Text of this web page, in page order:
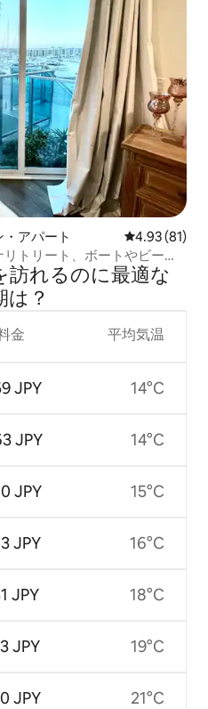
アパート レビュー81
4.93 (81)
トリート、ボートやビーチ
れ⁠るの⁠に最⁠適⁠な
は⁠？
金
JPY
JPY
JPY
JPY
JPY
JPY
JPY
平均気温
14°C
14°C
15°C
16°C
18°C
19°C
21°C